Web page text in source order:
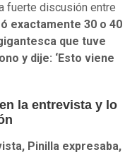
fuerte discusión entre
exactamente 30 o 40
que tuve
y dije: ‘Esto viene
la entrevista y lo
Pinilla expresaba,